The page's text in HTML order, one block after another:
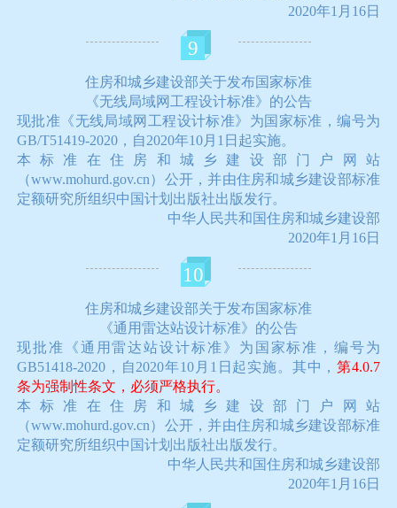
2020年1月16日
9
住房和城乡建设部关于发布国家标准
《无线局域网工程设计标准》的公告
现批准《无线局域网工程设计标准》为国家标准，编号为
GB/T51419-2020，自2020年10月1日起实施。
本标准在住房和城乡建设部门户网站
（www.mohurd.gov.cn）公开，并由住房和城乡建设部标准
定额研究所组织中国计划出版社出版发行。
中华人民共和国住房和城乡建设部
2020年1月16日
10
住房和城乡建设部关于发布国家标准
《通用雷达站设计标准》的公告
现批准《通用雷达站设计标准》为国家标准，编号为
GB51418-2020，自2020年10月1日起实施。其中，第4.0.7
条为强制性条文，必须严格执行。
本标准在住房和城乡建设部门户网站
（www.mohurd.gov.cn）公开，并由住房和城乡建设部标准
定额研究所组织中国计划出版社出版发行。
中华人民共和国住房和城乡建设部
2020年1月16日